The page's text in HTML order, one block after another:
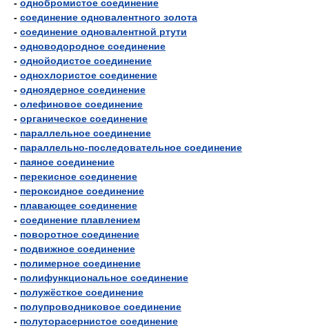
- однобромистое соединение
- соединение одновалентного золота
- соединение одновалентной ртути
- одноводородное соединение
- однойодистое соединение
- однохлористое соединение
- одноядерное соединение
- олефиновое соединение
- органическое соединение
- параллельное соединение
- параллельно-последовательное соединение
- паяное соединение
- перекисное соединение
- пероксидное соединение
- плавающее соединение
- соединение плавлением
- поворотное соединение
- подвижное соединение
- полимерное соединение
- полифункциональное соединение
- полужёсткое соединение
- полупроводниковое соединение
- полуторасернистое соединение